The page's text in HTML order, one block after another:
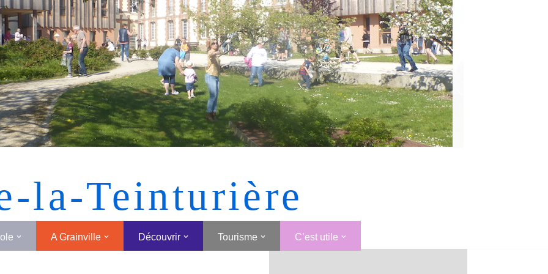
[MONTRER SOUS FORME DE VIGNETTES]
la-Teinturière
A Grainville Découvrir Tourisme C’est utile